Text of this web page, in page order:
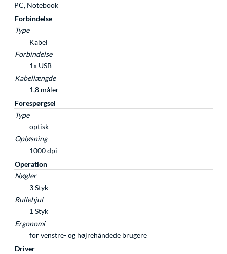
PC, Notebook
Forbindelse
Type
Kabel
Forbindelse
1x USB
Kabellængde
1,8 måler
Forespørgsel
Type
optisk
Opløsning
1000 dpi
Operation
Nøgler
3 Styk
Rullehjul
1 Styk
Ergonomi
for venstre- og højrehåndede brugere
Driver